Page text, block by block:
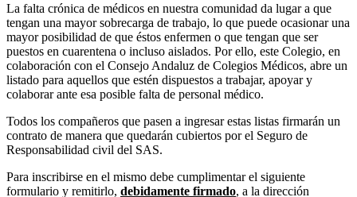
La falta crónica de médicos en nuestra comunidad da lugar a que
tengan una mayor sobrecarga de trabajo, lo que puede ocasionar una
mayor posibilidad de que éstos enfermen o que tengan que ser
puestos en cuarentena o incluso aislados. Por ello, este Colegio, en
colaboración con el Consejo Andaluz de Colegios Médicos, abre un
listado para aquellos que estén dispuestos a trabajar, apoyar y
colaborar ante esa posible falta de personal médico.
Todos los compañeros que pasen a ingresar estas listas firmarán un
contrato de manera que quedarán cubiertos por el Seguro de
Responsabilidad civil del SAS.
Para inscribirse en el mismo debe cumplimentar el siguiente
formulario y remitirlo, debidamente firmado, a la dirección